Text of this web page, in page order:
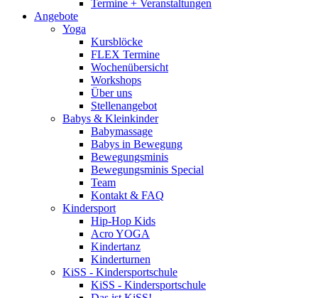
Termine + Veranstaltungen
Angebote
Yoga
Kursblöcke
FLEX Termine
Wochenübersicht
Workshops
Über uns
Stellenangebot
Babys & Kleinkinder
Babymassage
Babys in Bewegung
Bewegungsminis
Bewegungsminis Special
Team
Kontakt & FAQ
Kindersport
Hip-Hop Kids
Acro YOGA
Kindertanz
Kinderturnen
KiSS - Kindersportschule
KiSS - Kindersportschule